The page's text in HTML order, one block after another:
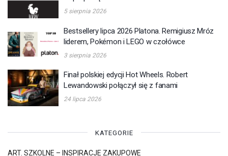
5 sierpnia 2026
Bestsellery lipca 2026 Platona. Remigiusz Mróz
liderem, Pokémon i LEGO w czołówce
3 sierpnia 2026
Finał polskiej edycji Hot Wheels. Robert
Lewandowski połączył się z fanami
24 lipca 2026
KATEGORIE
ART. SZKOLNE – INSPIRACJE ZAKUPOWE